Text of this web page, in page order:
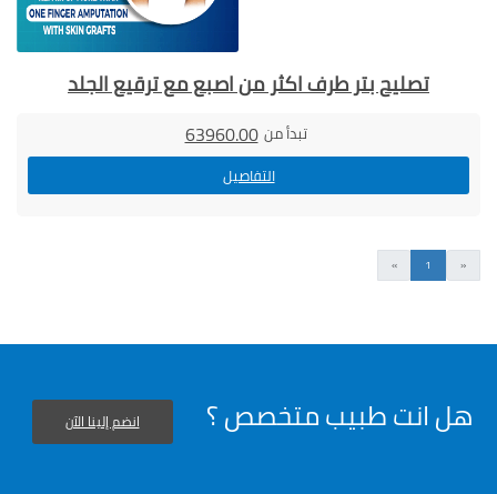
تصليح بتر طرف اكثر من اصبع مع ترقيع الجلد
تبدأ من 63960.00
التفاصيل
«السابق 1
»التالى
هل انت طبيب متخصص ؟ انضم إلينا الآن